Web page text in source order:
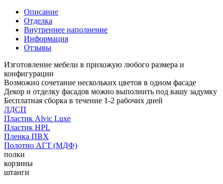
Описание
Отделка
Внутреннее наполнение
Информация
Отзывы
Изготовление мебели в прихожую любого размера и
конфигурации
Возможно сочетание нескольких цветов в одном фасаде
Декор и отделку фасадов можно выполнить под вашу задумку
Бесплатная сборка в течение 1-2 рабочих дней
ЛДСП
Пластик Alvic Luxe
Пластик HPL
Пленка ПВХ
Полотно АГТ (МДФ)
полки
корзины
штанги